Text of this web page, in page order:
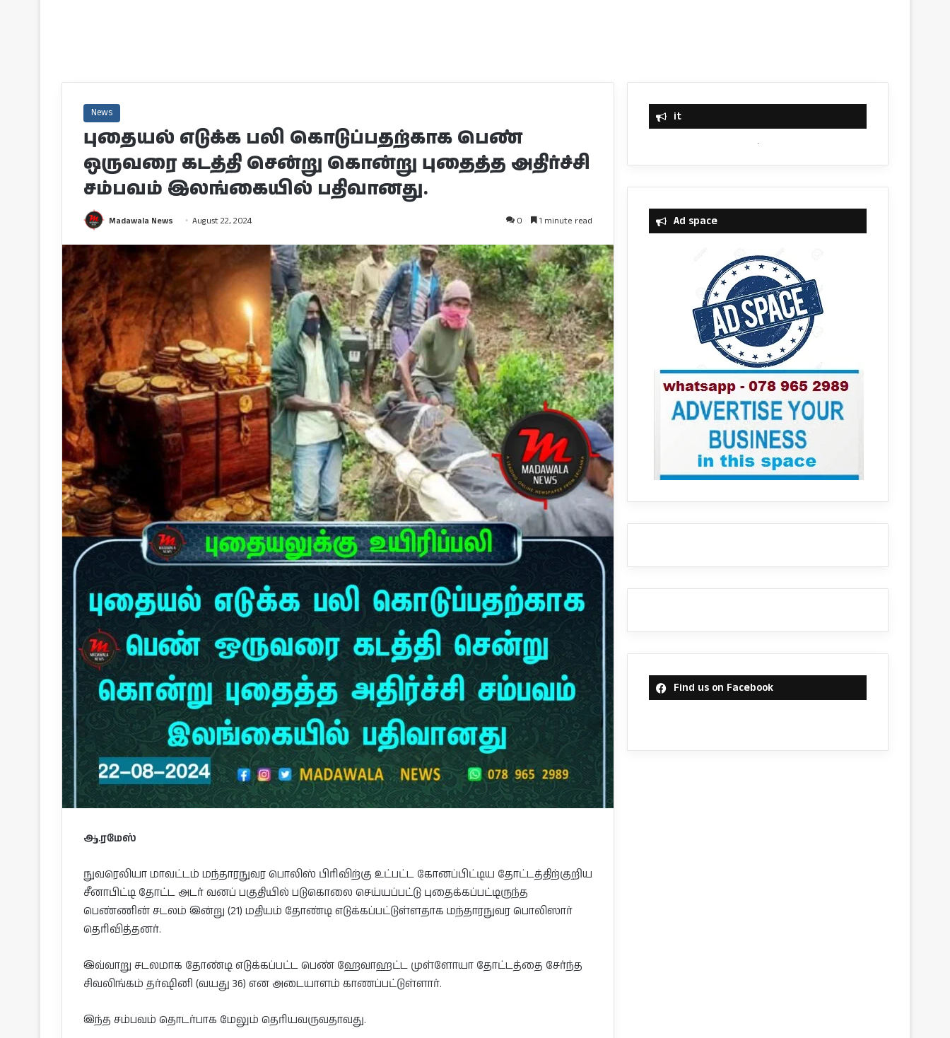
News
புதையல் எடுக்க பலி கொடுப்பதற்காக பெண்
ஒருவரை கடத்தி சென்று கொன்று புதைத்த அதிர்ச்சி
சம்பவம் இலங்கையில் பதிவானது.
Madawala News August 22, 2024 0 1 minute read
ஆ.ரமேஸ்
நுவரெலியா மாவட்டம் மந்தாரநுவர பொலிஸ் பிரிவிற்கு உட்பட்ட கோனப்பிட்டிய தோட்டத்திற்குறிய
சீனாபிட்டி தோட்ட அடர் வனப் பகுதியில் படுகொலை செய்யப்பட்டு புதைக்கப்பட்டிருந்த
பெண்ணின் சடலம் இன்று (21) மதியம் தோண்டி எடுக்கப்பட்டுள்ளதாக மந்தாரநுவர பொலிஸார்
தெரிவித்தனர்.
இவ்வாறு சடலமாக தோண்டி எடுக்கப்பட்ட பெண் ஹேவாஹட்ட முள்ளோயா தோட்டத்தை சேர்ந்த
சிவலிங்கம் தர்ஷினி (வயது 36) என அடையாளம் காணப்பட்டுள்ளார்.
இந்த சம்பவம் தொடர்பாக மேலும் தெரியவருவதாவது.
it
Ad space
Find us on Facebook